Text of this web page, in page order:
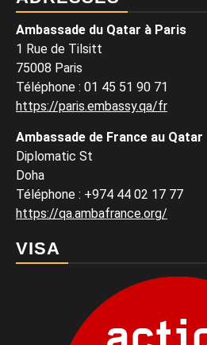
Ambassade du Qatar à Paris
1 Rue de Tilsitt
75008 Paris
Téléphone : 01 45 51 90 71
https://paris.embassy.qa/fr
Ambassade de France au Qatar
Diplomatic St
Doha
Téléphone : +974 44 02 17 77
https://qa.ambafrance.org/
VISA